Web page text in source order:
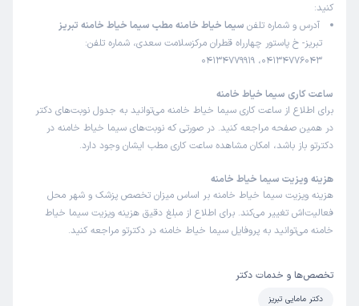
کنید:
آدرس و شماره تلفن سیما خیاط خامنه مطب سیما خیاط خامنه تبریز
تبریز- خ پاستور چهارراه قطران مرکزسلامت سعدی، شماره تلفن:
04134776043، 04134779919
ساعت کاری سیما خیاط خامنه
برای اطلاع از ساعت کاری سیما خیاط خامنه می‌توانید به جدول نوبت‌های دکتر
در همین صفحه مراجعه کنید. در صورتی که نوبت‌های سیما خیاط خامنه در
دکترتو باز باشد، امکان مشاهده ساعت کاری مطب ایشان وجود دارد.
هزینه ویزیت سیما خیاط خامنه
هزینه ویزیت سیما خیاط خامنه بر اساس میزان تخصص پزشک و شهر محل
فعالیت‌اش تغییر می‌کند. برای اطلاع از مبلغ دقیق هزینه ویزیت سیما خیاط
خامنه می‌توانید به پروفایل سیما خیاط خامنه در دکترتو مراجعه کنید.
تخصص‌ها و خدمات دکتر
دکتر مامایی تبریز